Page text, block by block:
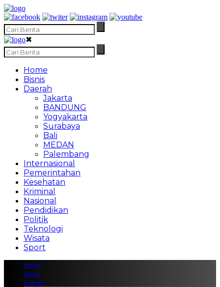
✖
Home
Bisnis
Daerah
Jakarta
BANDUNG
Yogyakarta
Surabaya
Bali
MEDAN
Palembang
Internasional
Pemerintahan
Kesehatan
Kriminal
Nasional
Pendidikan
Politik
Teknologi
Wisata
Sport
Home
Bisnis
Daerah